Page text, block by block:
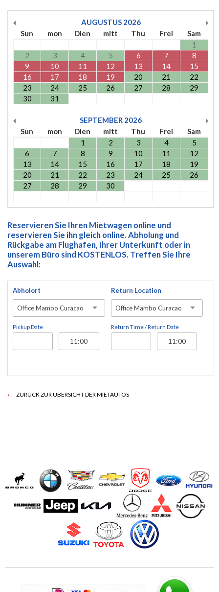
AUGUSTUS 2026
Sun
mon Dien mitt Thu Frei
Sam
1
2
3 4 5 6 7
8
9
10 11 12 13 14
15
16
17 18 19 20 21
22
23
24 25 26 27 28
29
30
31
SEPTEMBER 2026
Sun
mon Dien mitt Thu Frei
Sam
1
2 3 4
5
6
7 8 9 10 11
12
13
14 15 16 17 18
19
20
21 22 23 24 25
26
27
28 29 30
Reservieren Sie Ihren Mietwagen online und
reservieren Sie ihn gleich online. Abholung und
Rückgabe am Flughafen, Ihrer Unterkunft oder in
unserem Büro sind KOSTENLOS. Treffen Sie Ihre
Auswahl:
Abholort
Office Mambo Curacao
Pickup Date
Return Location
Office Mambo Curacao
Return Time / Return Date
ZURÜCK ZUR ÜBERSICHT DER MIETAUTOS